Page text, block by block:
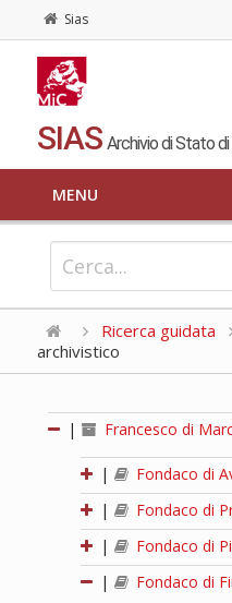
Sias
SIAS Archivio di Stato
MENU
Ricerca guidata
archivistico
| Francesco di
|
Fondaco di
|
Fondaco di
|
Fondaco di
|
Fondaco di